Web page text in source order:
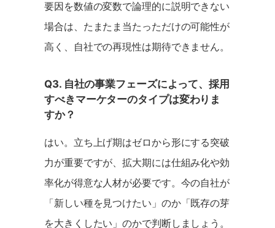
要因を数値の変数で論理的に説明できない
場合は、たまたま当たっただけの可能性が
高く、自社での再現性は期待できません。
Q3. 自社の事業フェーズによって、採用
すべきマーケターのタイプは変わりま
すか？
はい。立ち上げ期はゼロから形にする突破
力が重要ですが、拡大期には仕組み化や効
率化が得意な人材が必要です。今の自社が
「新しい種を見つけたい」のか「既存の芽
を大きくしたい」のかで判断しましょう。